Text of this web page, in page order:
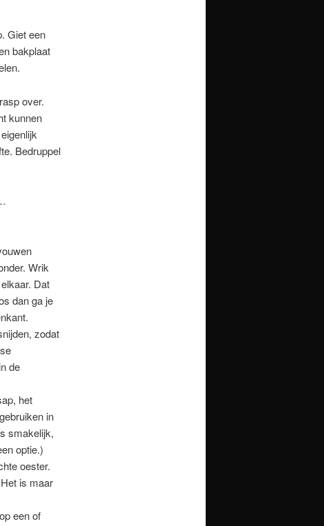
Giet een
bakplaat
over.
kunnen
Bedruppel
Wrik
Dat
dan ga je
zodat
de
het
in
smakelijk,
optie.)
oester.
is maar
een of